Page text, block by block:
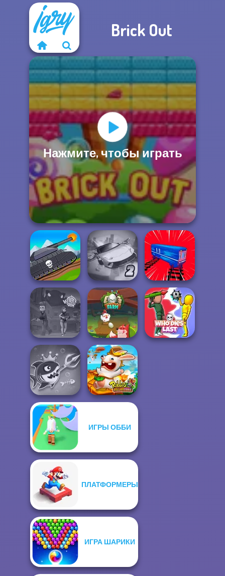
Brick Out
Нажмите, чтобы играть
Tanks 2D: Tank
Wars
Ultimate Flying
Car 2
Train Drift
Vortex 9 Egg Farm
Fish Stab Getting
Big
Rabbids Volcano
ИГРЫ ОББИ
ПЛАТФОРМЕРЫ
ИГРА ШАРИКИ